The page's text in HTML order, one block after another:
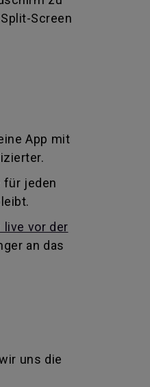
Screen
App mit
für jeden
live vor der
an das
uns die